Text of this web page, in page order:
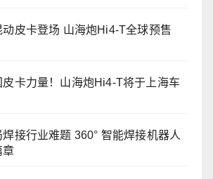
皮卡登场 山海炮Hi4-T全球预售
卡力量！山海炮Hi4-T将于上海车
接行业难题 360° 智能焊接机器人
章